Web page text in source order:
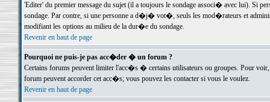
'Editer' du premier message du sujet (il a toujours le sondage associ� avec lui). Si
sondage. Par contre, si une personne a d�j� vot�, seuls les mod�rateurs et
modifiant les options au milieu de la dur�e du sondage.
Revenir en haut de page
Pourquoi ne puis-je pas acc�der � un forum ?
Certains forums peuvent limiter l'acc�s � certains utilisateurs ou groupes. Pour
forum peuvent accorder cet acc�s; vous pouvez les contacter si vous le voulez.
Revenir en haut de page